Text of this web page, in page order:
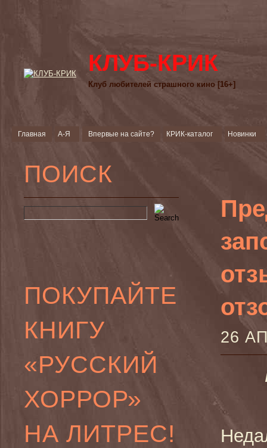
КЛУБ-КРИК
Клуб любителей страшного кино [16+]
Главная А-Я Впервые на сайте? КРИК-каталог Новинки
ПОИСК
ПОКУПАЙТЕ
КНИГУ
«РУССКИЙ
ХОРРОР»
НА ЛИТРЕС!
26